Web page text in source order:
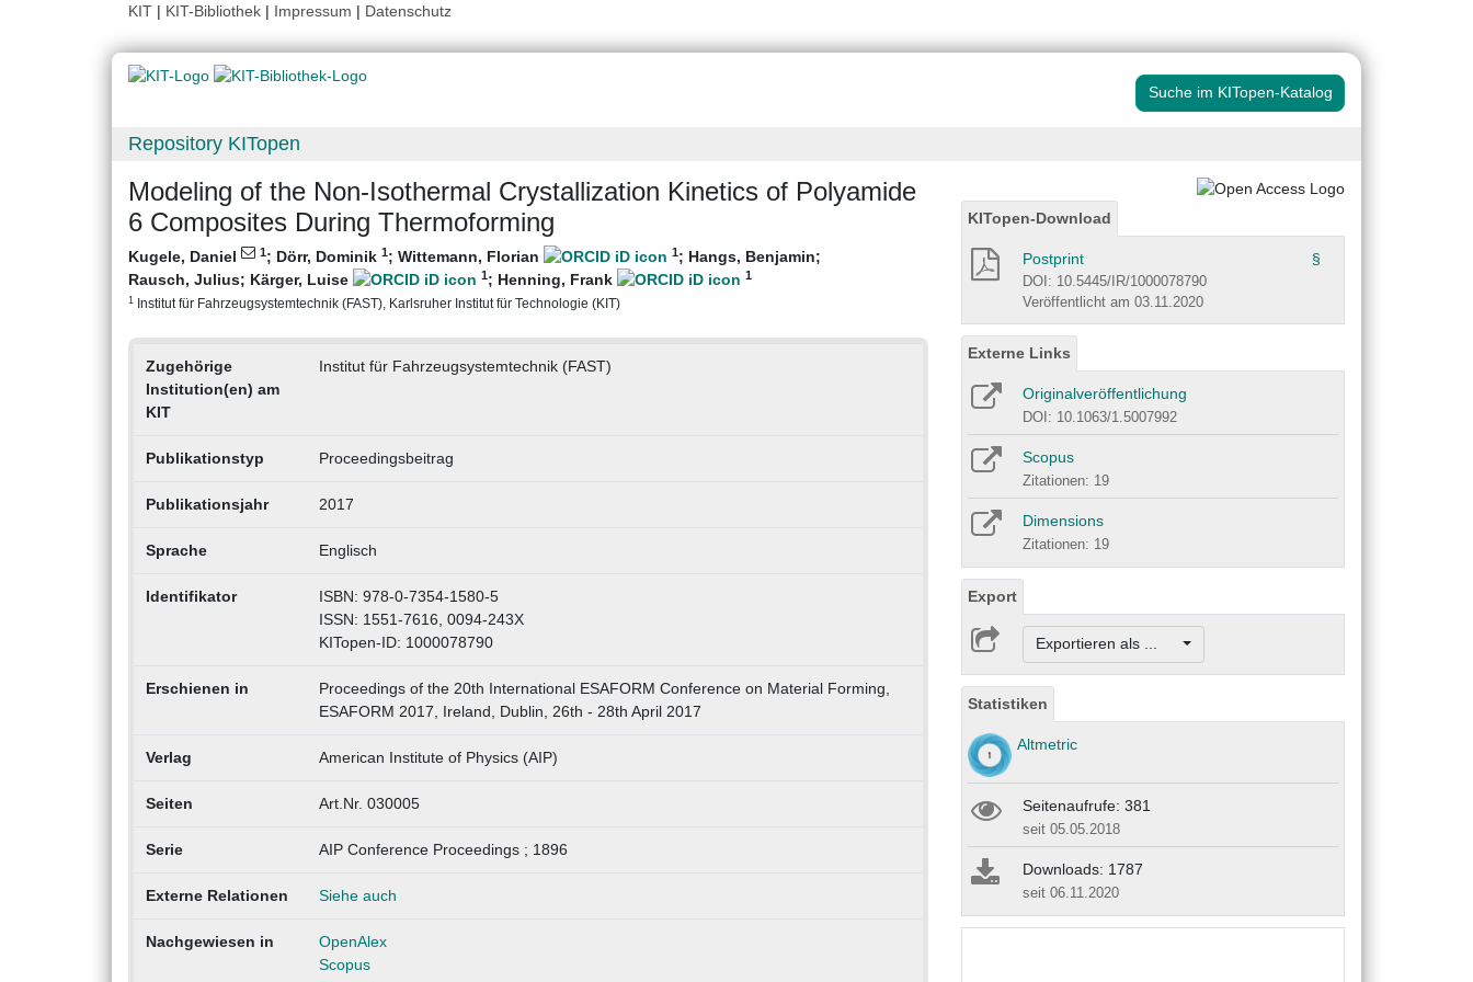
KIT | KIT-Bibliothek | Impressum | Datenschutz
Suche im KITopen-Katalog
Repository KITopen
Modeling of the Non-Isothermal Crystallization Kinetics of Polyamide
6 Composites During Thermoforming
Kugele, Daniel 1; Dörr, Dominik 1; Wittemann, Florian 1; Hangs, Benjamin;
Rausch, Julius; Kärger, Luise 1; Henning, Frank 1
1 Institut für Fahrzeugsystemtechnik (FAST), Karlsruher Institut für Technologie (KIT)
Zugehörige
Institution(en) am
KIT
Institut für Fahrzeugsystemtechnik (FAST)
Publikationstyp Proceedingsbeitrag
Publikationsjahr 2017
Sprache Englisch
Identifikator
ISBN: 978-0-7354-1580-5
ISSN: 1551-7616, 0094-243X
KITopen-ID: 1000078790
Erschienen in
Proceedings of the 20th International ESAFORM Conference on Material Forming,
ESAFORM 2017, Ireland, Dublin, 26th - 28th April 2017
Verlag American Institute of Physics (AIP)
Seiten Art.Nr. 030005
Serie AIP Conference Proceedings ; 1896
Externe Relationen Siehe auch
Nachgewiesen in
OpenAlex
Scopus
KITopen-Download
Postprint §
DOI: 10.5445/IR/1000078790
Veröffentlicht am 03.11.2020
Externe Links
Originalveröffentlichung
DOI: 10.1063/1.5007992
Scopus
Zitationen: 19
Dimensions
Zitationen: 19
Export
Exportieren als ...
Statistiken
Altmetric
Seitenaufrufe: 381
seit 05.05.2018
Downloads: 1787
seit 06.11.2020